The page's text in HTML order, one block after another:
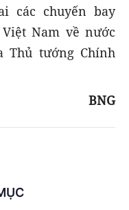
các chuyến bay
Nam về nước
Thủ tướng Chính
BNG